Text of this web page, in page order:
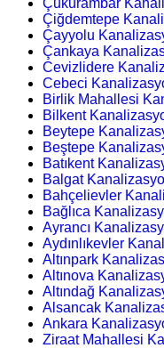
Çukurambar
Çiğdemtepe
Çayyolu
Çankaya
Cevizlidere
Cebeci
Birlik Mahallesi
Bilkent
Beytepe
Beştepe
Batıkent
Balgat
Bahçelievler
Bağlıca
Ayrancı
Aydınlıkevler
Altınpark
Altınova
Altındağ
Alsancak
Ankara
Ziraat Mahallesi